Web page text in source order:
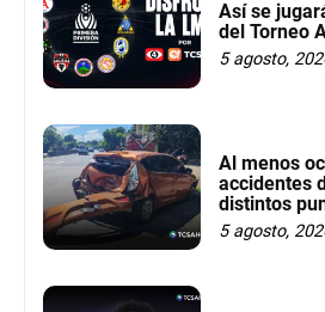
Así se
del Torneo
5 agosto,
Al menos
accidentes
distintos
5 agosto,